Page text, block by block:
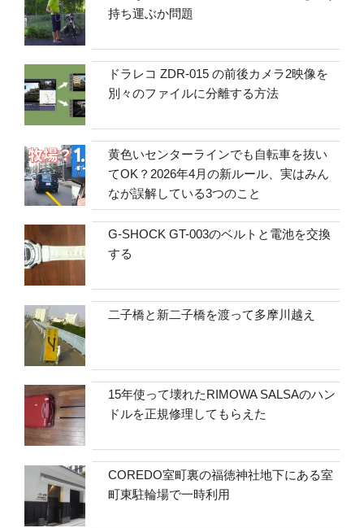
持ち運ぶか問題
ドラレコ ZDR-015 の前後カメラ2映像を
別々のファイルに分離する方法
黄色いセンターラインでも自転車を抜い
てOK？2026年4月の新ルール、実はみん
なが誤解している3つのこと
G-SHOCK GT-003のベルトと電池を交換
する
二子橋と新二子橋を渡って多摩川越え
15年使って壊れたRIMOWA SALSAのハン
ドルを正規修理してもらえた
COREDO室町裏の福徳神社地下にある室
町東駐輪場で一時利用